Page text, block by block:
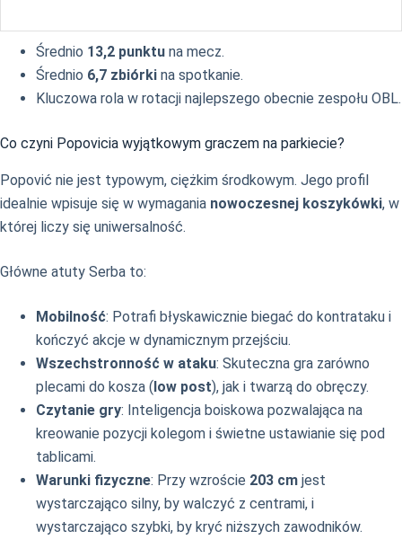
Średnio 13,2 punktu na mecz.
Średnio 6,7 zbiórki na spotkanie.
Kluczowa rola w rotacji najlepszego obecnie zespołu OBL.
Co czyni Popovicia wyjątkowym graczem na parkiecie?
Popović nie jest typowym, ciężkim środkowym. Jego profil
idealnie wpisuje się w wymagania nowoczesnej koszykówki, w
której liczy się uniwersalność.
Główne atuty Serba to:
Mobilność: Potrafi błyskawicznie biegać do kontrataku i
kończyć akcje w dynamicznym przejściu.
Wszechstronność w ataku: Skuteczna gra zarówno
plecami do kosza (low post), jak i twarzą do obręczy.
Czytanie gry: Inteligencja boiskowa pozwalająca na
kreowanie pozycji kolegom i świetne ustawianie się pod
tablicami.
Warunki fizyczne: Przy wzroście 203 cm jest
wystarczająco silny, by walczyć z centrami, i
wystarczająco szybki, by kryć niższych zawodników.